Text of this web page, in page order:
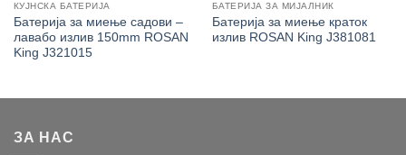
КУЈНСКА БАТЕРИЈА
Батерија за миење садови –
лавабо излив 150mm ROSAN
King J321015
БАТЕРИЈА ЗА МИЈАЛНИК
Батерија за миење краток
излив ROSAN King J381081
ЗА НАС